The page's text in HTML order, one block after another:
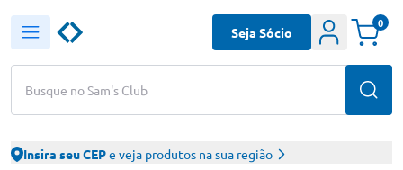
Busque no Sam's Club
Seja Sócio
0
Insira seu CEPe veja produtos na sua região